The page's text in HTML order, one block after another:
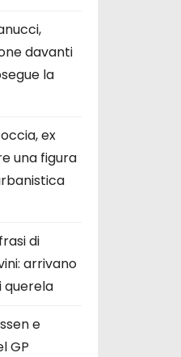
davanti
la
ex
una figura
di
arrivano
querela
e
GP